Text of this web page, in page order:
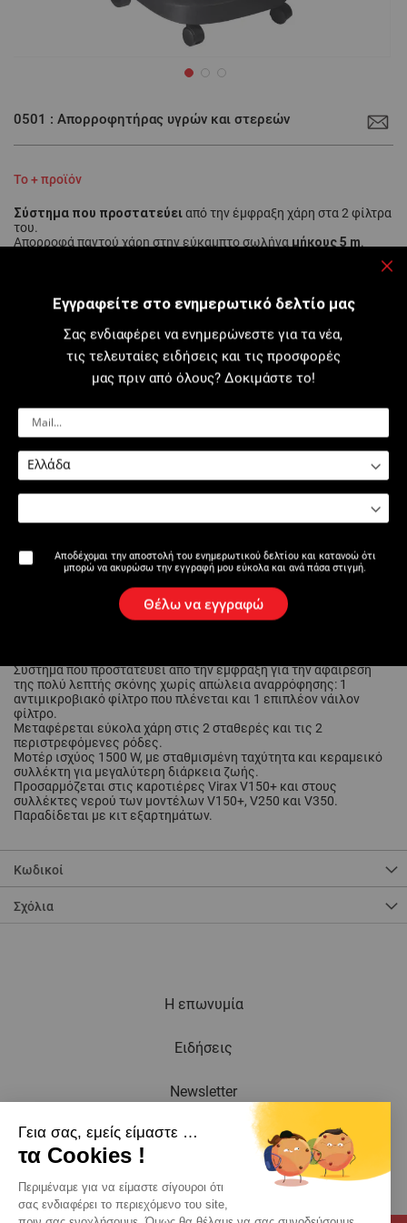
0501 : Απορροφητήρας υγρών και στερεών
Το + προϊόν
Σύστημα που προστατεύειαπό την έμφραξη χάρη στα 2 φίλτρα
του.
Απορροφά παντού χάρη στην εύκαμπτο σωλήνα μήκους 5 m.
Για την απορρόφηση νερού, σκόνης, γύψου κ...
Περισσότερες λεπτομέρειες
Εκτύπωση σελίδας Οδηγίες χρήσης
αρχή
συλλογής
Σύστημα που προστατεύει από την έμφραξη για την αφαίρεση
της πολύ λεπτής σκόνης χωρίς απώλεια αναρρόφησης: 1
αντιμικροβιακό φίλτρο που πλένεται και 1 επιπλέον νάιλον
φίλτρο.
Μεταφέρεται εύκολα χάρη στις 2 σταθερές και τις 2
περιστρεφόμενες ρόδες.
Μοτέρ ισχύος 1500 W, με σταθμισμένη ταχύτητα και κεραμεικό
συλλέκτη για μεγαλύτερη διάρκεια ζωής.
Προσαρμόζεται στις καροτιέρες Virax V150+ και στους
συλλέκτες νερού των μοντέλων V150+, V250 και V350.
Παραδίδεται με κιτ εξαρτημάτων.
Κωδικοί
Σχόλια
Η επωνυμία
Ειδήσεις
Newsletter
Κατάλογος
Eπαφη
Εγγραφείτε στο ενημερωτικό δελτίο μας
Σας ενδιαφέρει να ενημερώνεστε για τα νέα,
τις τελευταίες ειδήσεις και τις προσφορές
μας πριν από όλους? Δοκιμάστε το!
Αποδέχομαι την αποστολή του ενημερωτικού δελτίου και κατανοώ ότι
μπορώ να ακυρώσω την εγγραφή μου εύκολα και ανά πάσα στιγμή.
Θέλω να εγγραφώ
Γεια σας, εμείς είμαστε …
τα Cookies !
Περιμέναμε για να είμαστε σίγουροι ότι
σας ενδιαφέρει το περιεχόμενο του site,